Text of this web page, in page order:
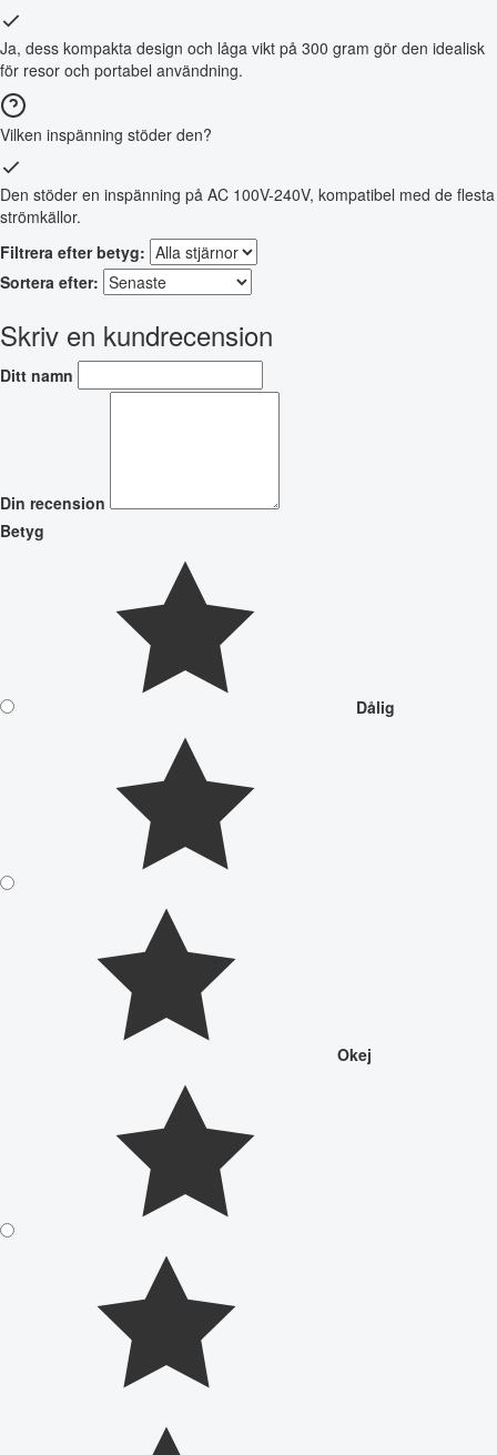
Ja, dess kompakta design och låga vikt på 300 gram gör den idealisk
för resor och portabel användning.
Vilken inspänning stöder den?
Den stöder en inspänning på AC 100V-240V, kompatibel med de flesta
strömkällor.
Filtrera efter betyg:
Sortera efter:
Skriv en kundrecension
Ditt namn
Din recension
Betyg
Dålig
Okej